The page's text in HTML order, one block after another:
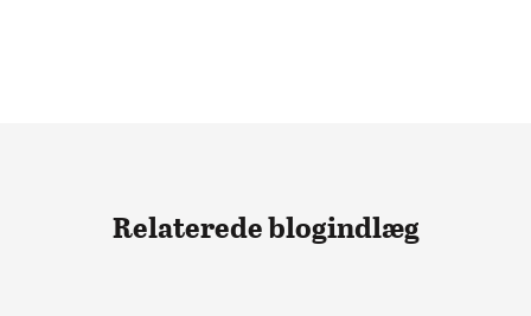
Relaterede blogindlæg